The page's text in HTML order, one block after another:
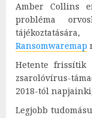
Amber Collins
probléma
Ransomwaremap
Hetente frissítik
zsarolóvírus-
2018-tól
Legjobb